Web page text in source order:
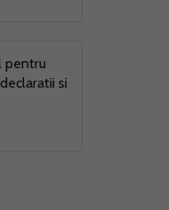
pentru
si